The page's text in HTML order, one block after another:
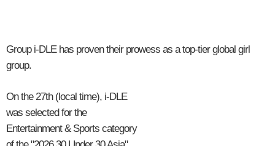
Group i-DLE has proven their prowess as a top-tier global girl
group.
On the 27th (local time), i-DLE
was selected for the
Entertainment & Sports category